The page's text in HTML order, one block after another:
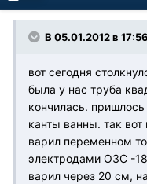
В 05.01.2012 в
вот сегодня
была у нас труба
кончилась.
канты ванны. так
варил переменном
электродами ОЗС -
варил через 20 см,